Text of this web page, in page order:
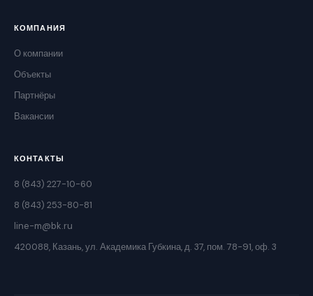
КОМПАНИЯ
О компании
Объекты
Партнёры
Вакансии
КОНТАКТЫ
8 (843) 227-10-60
8 (843) 253-80-81
line-m@bk.ru
420088, Казань, ул. Академика Губкина, д. 37, пом. 78-91, оф. 3